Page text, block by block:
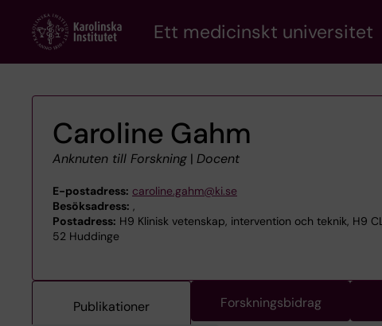
content
Ett medicinskt universitet
Caroline Gahm
Anknuten till Forskning | Docent
E-postadress: caroline.gahm@ki.se
Besöksadress: ,
Postadress: H9 Klinisk vetenskap, intervention och teknik, H9
52 Huddinge
Publikationer Forskningsbidrag